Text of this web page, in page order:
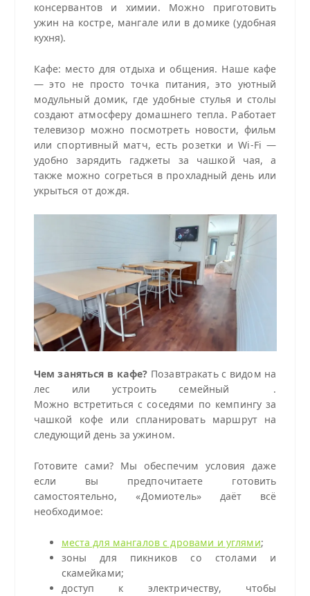
консервантов и химии. Можно приготовить
ужин на костре, мангале или в домике (удобная
кухня).
Кафе: место для отдыха и общения. Наше кафе
— это не просто точка питания, это уютный
модульный домик, где удобные стулья и столы
создают атмосферу домашнего тепла. Работает
телевизор можно посмотреть новости, фильм
или спортивный матч, есть розетки и Wi‑Fi —
удобно зарядить гаджеты за чашкой чая, а
также можно согреться в прохладный день или
укрыться от дождя.
Чем заняться в кафе? Позавтракать с видом на
лес или устроить семейный .
Можно встретиться с соседями по кемпингу за
чашкой кофе или спланировать маршрут на
следующий день за ужином.
Готовите сами? Мы обеспечим условия даже
если вы предпочитаете готовить
самостоятельно, «Домиотель» даёт всё
необходимое:
места для мангалов с дровами и углями;
зоны для пикников со столами и
скамейками;
доступ к электричеству, чтобы